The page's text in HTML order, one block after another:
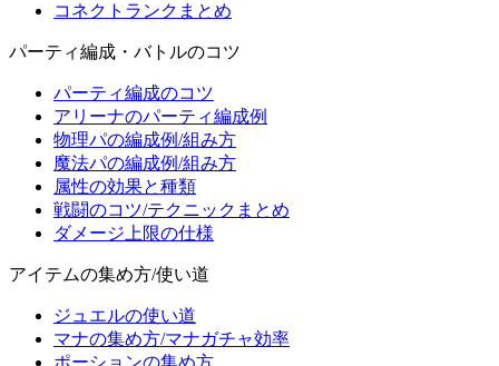
コネクトランクまとめ
パーティ編成・バトルのコツ
パーティ編成のコツ
アリーナのパーティ編成例
物理パの編成例/組み方
魔法パの編成例/組み方
属性の効果と種類
戦闘のコツ/テクニックまとめ
ダメージ上限の仕様
アイテムの集め方/使い道
ジュエルの使い道
マナの集め方/マナガチャ効率
ポーションの集め方